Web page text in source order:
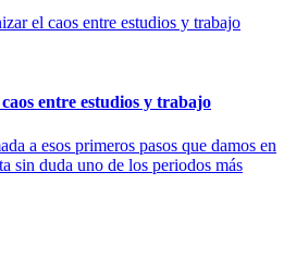
entre estudios y trabajo
a esos primeros pasos que damos en
sin duda uno de los periodos más